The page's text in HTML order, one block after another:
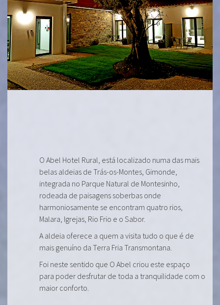
O Abel Hotel Rural, está localizado numa das mais
belas aldeias de Trás-os-Montes, Gimonde,
integrada no Parque Natural de Montesinho,
rodeada de paisagens soberbas onde
harmoniosamente se encontram quatro rios,
Malara, Igrejas, Rio Frio e o Sabor.
A aldeia oferece a quem a visita tudo o que é de
mais genuíno da Terra Fria Transmontana.
Foi neste sentido que O Abel criou este espaço
para poder desfrutar de toda a tranquilidade com o
maior conforto.